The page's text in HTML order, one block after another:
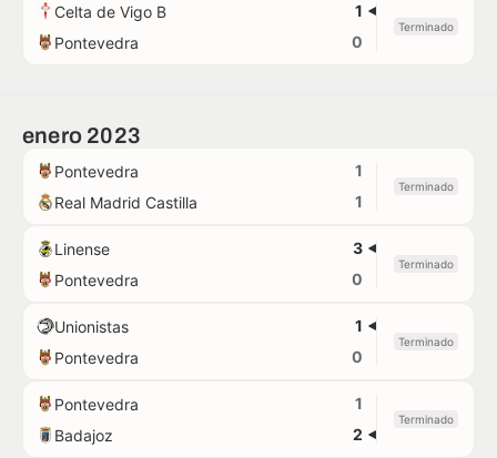
Celta de Vigo B
1
Pontevedra
0
Terminado
enero 2023
Pontevedra
1
Real Madrid Castilla
1
Terminado
Linense
3
Pontevedra
0
Terminado
Unionistas
1
Pontevedra
0
Terminado
Pontevedra
1
Badajoz
2
Terminado